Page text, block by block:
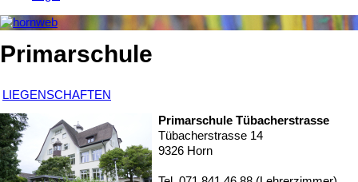
Primarschule
LIEGENSCHAFTEN
Primarschule Tübacherstrasse
Tübacherstrasse 14
9326 Horn